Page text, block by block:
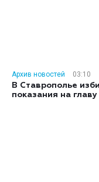
Архив новостей
03:10
В Ставрополье
показания на